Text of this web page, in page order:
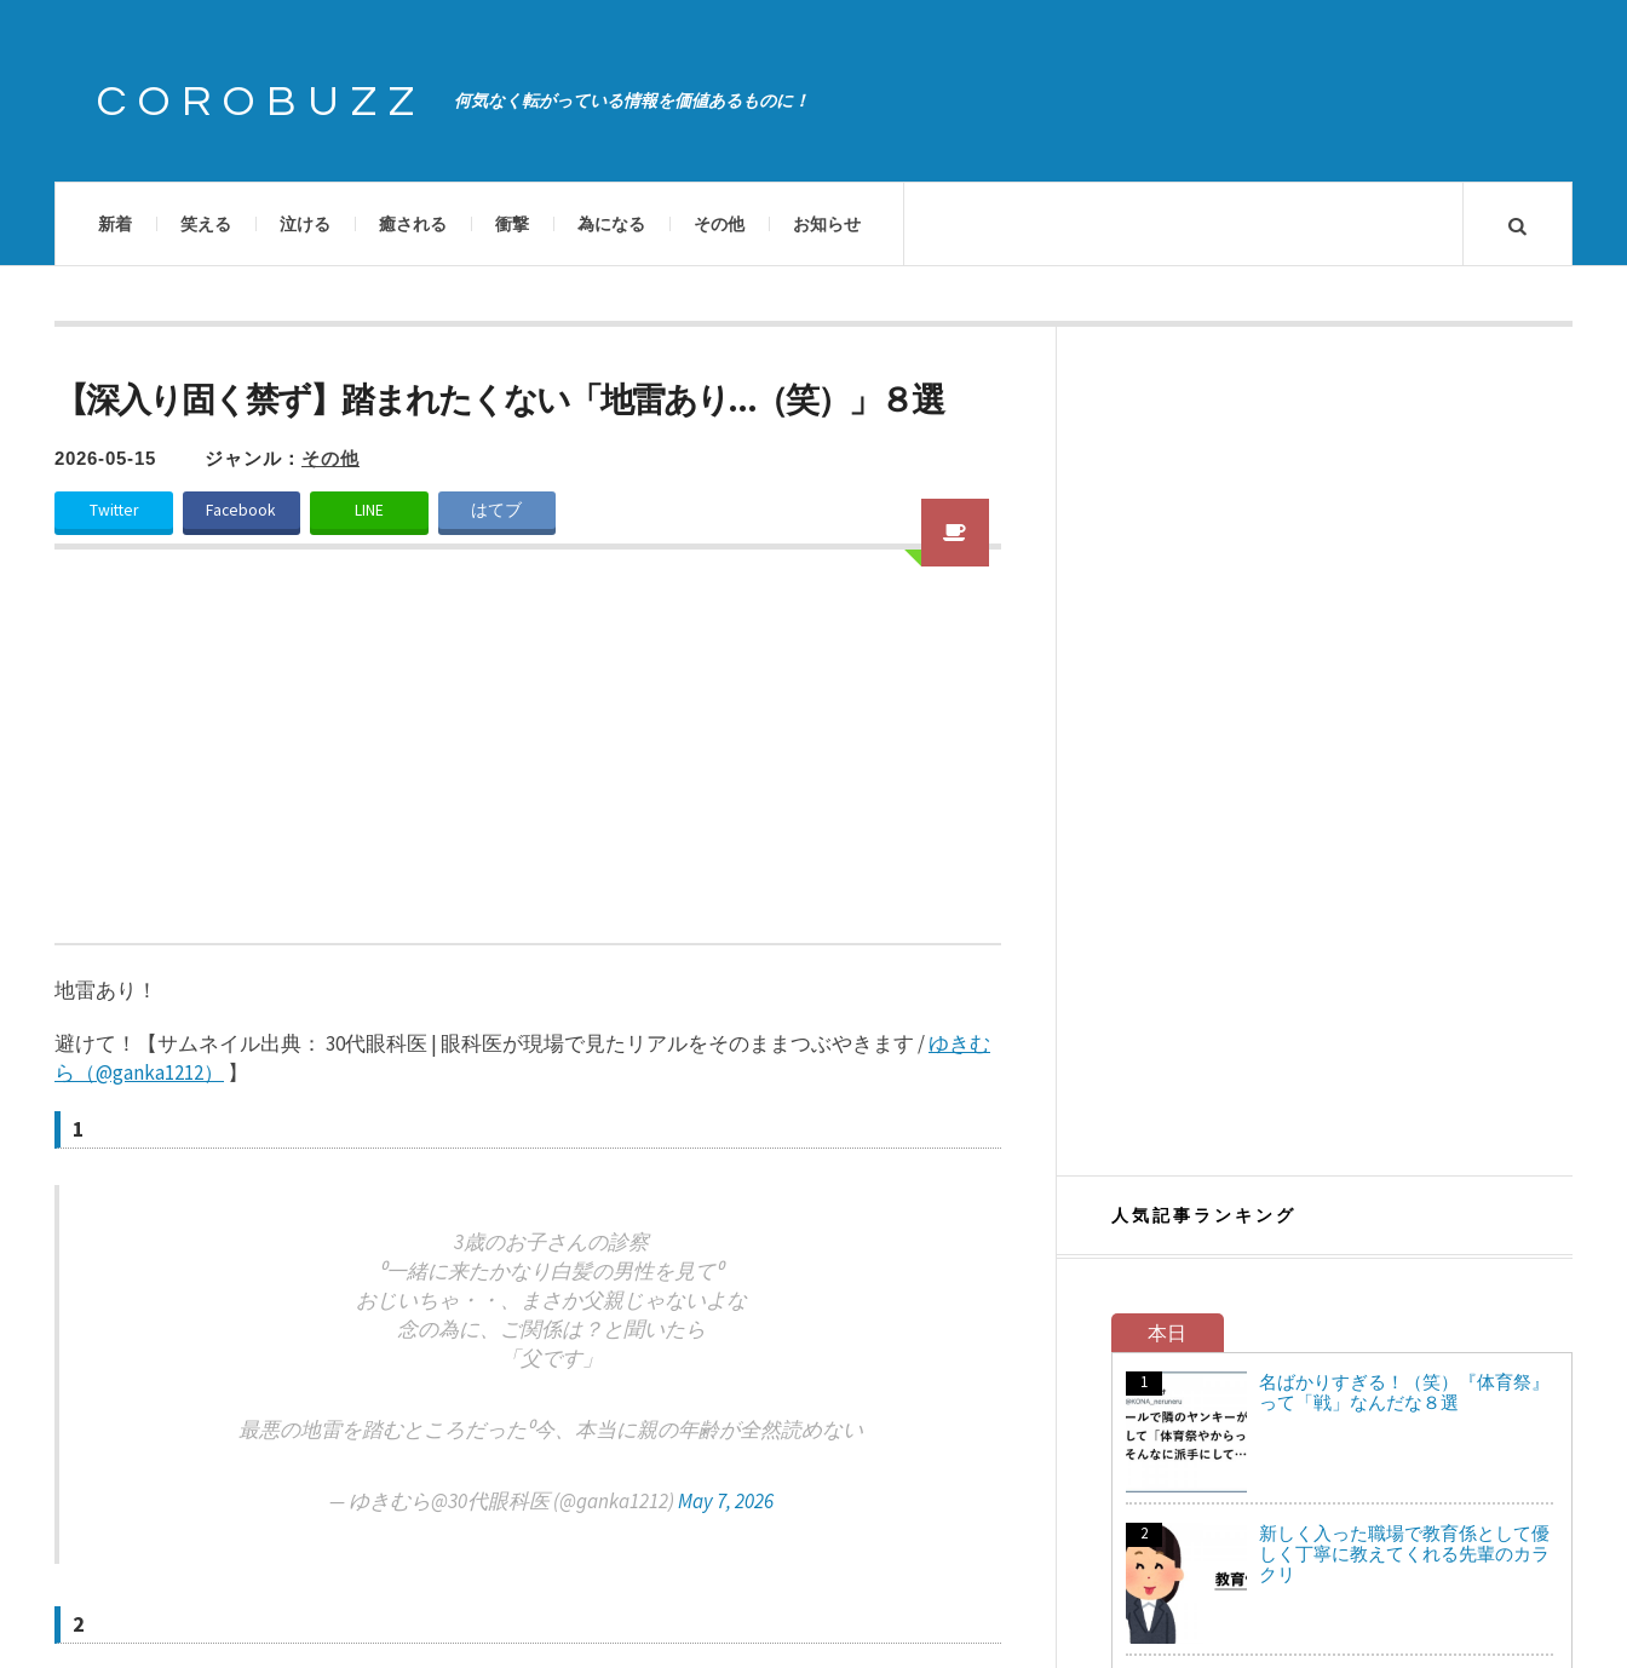
COROBUZZ 何気なく転がっている情報を価値あるものに！
新着 笑える 泣ける 癒される 衝撃 為になる その他 お知らせ
【深入り固く禁ず】踏まれたくない「地雷あり…（笑）」８選
2026-05-15 ジャンル： その他
Twitter Facebook LINE はてブ
地雷あり！
避けて！【サムネイル出典： 30代眼科医 | 眼科医が現場で見たリアルをそのままつぶやきます /ゆきむ
ら（@ganka1212）
】
1
3歳のお子さんの診察
⁰一緒に来たかなり白髪の男性を見て⁰
おじいちゃ・・、まさか父親じゃないよな
念の為に、ご関係は？と聞いたら
「父です」
最悪の地雷を踏むところだった⁰今、本当に親の年齢が全然読めない
— ゆきむら@30代眼科医 (@ganka1212)May 7, 2026
2
人気記事ランキング
本日
名ばかりすぎる！（笑）『体育祭』
って「戦」なんだな８選
新しく入った職場で教育係として優
しく丁寧に教えてくれる先輩のカラ
クリ